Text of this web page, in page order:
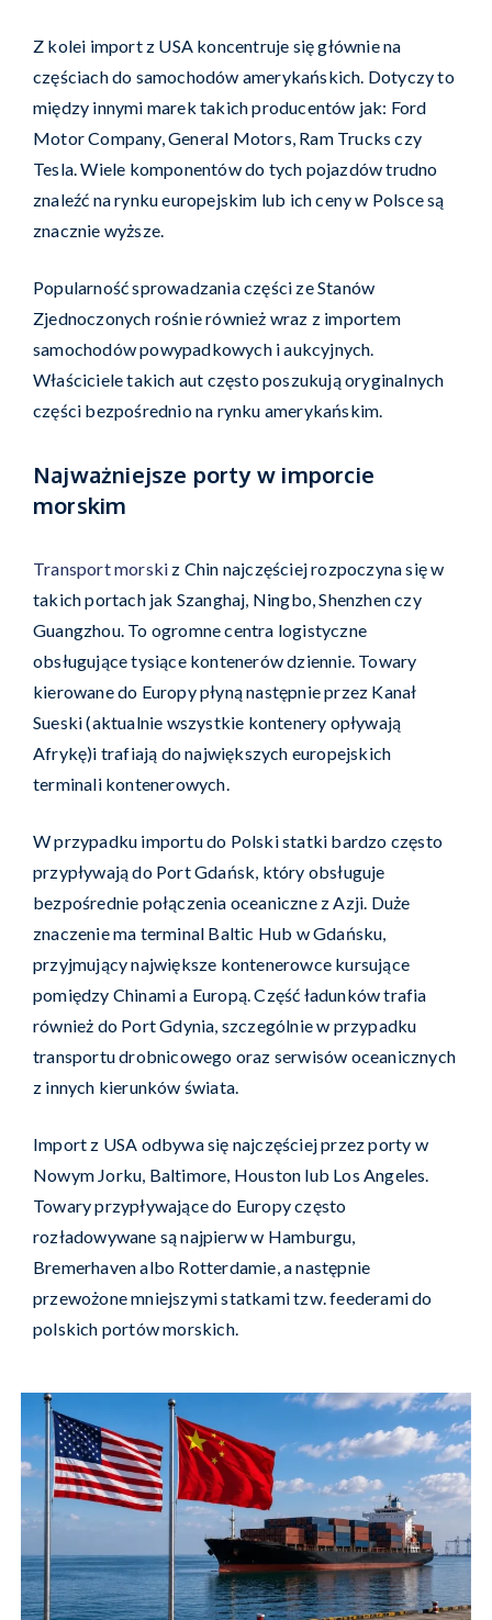
Z kolei import z USA koncentruje się głównie na
częściach do samochodów amerykańskich. Dotyczy to
między innymi marek takich producentów jak: Ford
Motor Company, General Motors, Ram Trucks czy
Tesla. Wiele komponentów do tych pojazdów trudno
znaleźć na rynku europejskim lub ich ceny w Polsce są
znacznie wyższe.
Popularność sprowadzania części ze Stanów
Zjednoczonych rośnie również wraz z importem
samochodów powypadkowych i aukcyjnych.
Właściciele takich aut często poszukują oryginalnych
części bezpośrednio na rynku amerykańskim.
Najważniejsze porty w imporcie
morskim
Transport morski z Chin najczęściej rozpoczyna się w
takich portach jak Szanghaj, Ningbo, Shenzhen czy
Guangzhou. To ogromne centra logistyczne
obsługujące tysiące kontenerów dziennie. Towary
kierowane do Europy płyną następnie przez Kanał
Sueski (aktualnie wszystkie kontenery opływają
Afrykę)i trafiają do największych europejskich
terminali kontenerowych.
W przypadku importu do Polski statki bardzo często
przypływają do Port Gdańsk, który obsługuje
bezpośrednie połączenia oceaniczne z Azji. Duże
znaczenie ma terminal Baltic Hub w Gdańsku,
przyjmujący największe kontenerowce kursujące
pomiędzy Chinami a Europą. Część ładunków trafia
również do Port Gdynia, szczególnie w przypadku
transportu drobnicowego oraz serwisów oceanicznych
z innych kierunków świata.
Import z USA odbywa się najczęściej przez porty w
Nowym Jorku, Baltimore, Houston lub Los Angeles.
Towary przypływające do Europy często
rozładowywane są najpierw w Hamburgu,
Bremerhaven albo Rotterdamie, a następnie
przewożone mniejszymi statkami tzw. feederami do
polskich portów morskich.